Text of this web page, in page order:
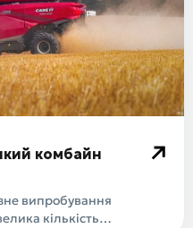
комбайн
випробування
кількість